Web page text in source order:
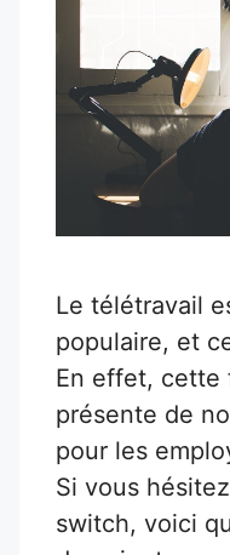
Le télétravail
populaire, et
En effet, cette
présente de
pour les
Si vous
switch, voici